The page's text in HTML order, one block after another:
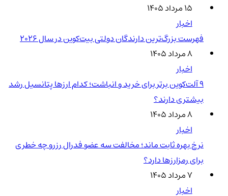
۱۵ مرداد ۱۴۰۵
اخبار
فهرست بزرگ‌ترین دارندگان دولتی بیت‌کوین در سال 2026
۸ مرداد ۱۴۰۵
اخبار
۹ آلت‌کوین برتر برای خرید و انباشت؛ کدام ارزها پتانسیل رشد
بیشتری دارند؟
۸ مرداد ۱۴۰۵
اخبار
نرخ بهره ثابت ماند؛ مخالفت سه عضو فدرال رزرو چه خطری
برای رمزارزها دارد؟
۷ مرداد ۱۴۰۵
اخبار